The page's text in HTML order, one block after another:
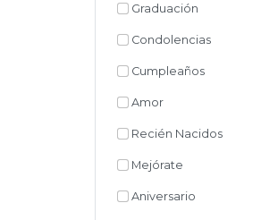
Graduación
Condolencias
Cumpleaños
Amor
Recién Nacidos
Mejórate
Aniversario